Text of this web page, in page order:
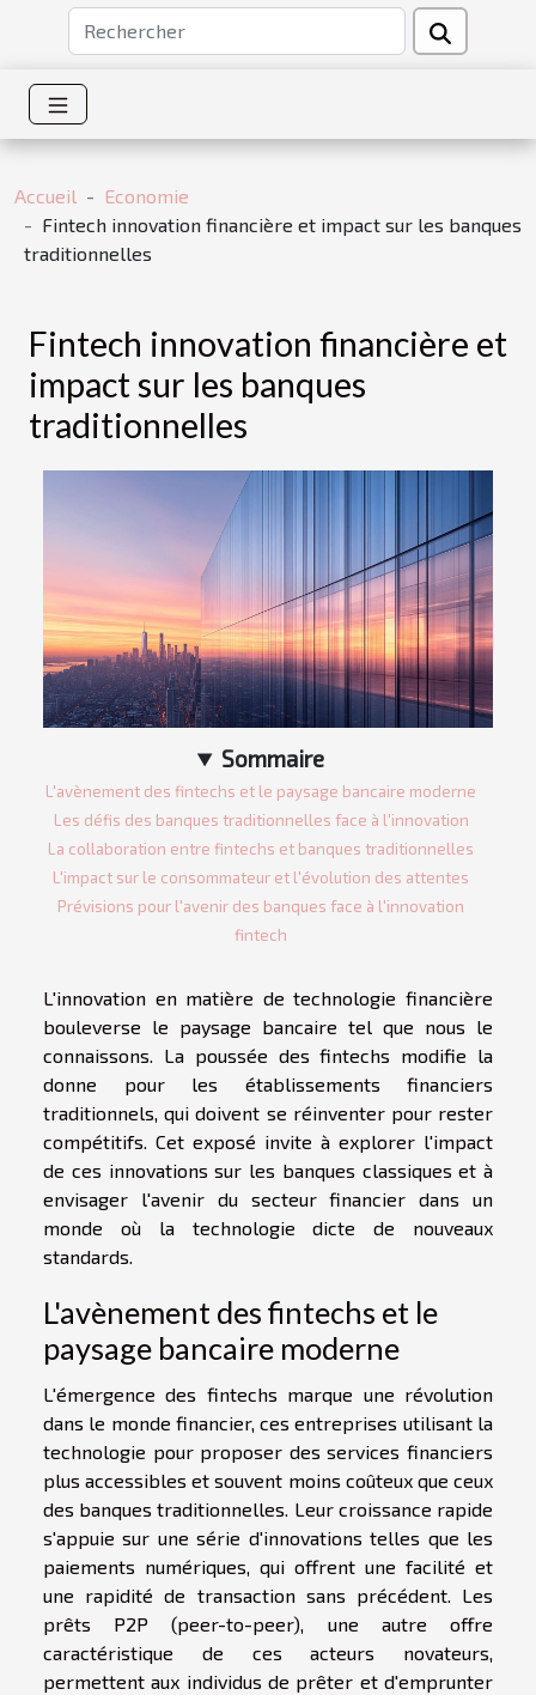
Accueil
Economie
Fintech innovation financière et impact sur les banques
traditionnelles
Fintech innovation financière et
impact sur les banques
traditionnelles
Sommaire
L'avènement des fintechs et le paysage bancaire moderne
Les défis des banques traditionnelles face à l'innovation
La collaboration entre fintechs et banques traditionnelles
L'impact sur le consommateur et l'évolution des attentes
Prévisions pour l'avenir des banques face à l'innovation
fintech
L'innovation en matière de technologie financière
bouleverse le paysage bancaire tel que nous le
connaissons. La poussée des fintechs modifie la
donne pour les établissements financiers
traditionnels, qui doivent se réinventer pour rester
compétitifs. Cet exposé invite à explorer l'impact
de ces innovations sur les banques classiques et à
envisager l'avenir du secteur financier dans un
monde où la technologie dicte de nouveaux
standards.
L'avènement des fintechs et le
paysage bancaire moderne
L'émergence des fintechs marque une révolution
dans le monde financier, ces entreprises utilisant la
technologie pour proposer des services financiers
plus accessibles et souvent moins coûteux que ceux
des banques traditionnelles. Leur croissance rapide
s'appuie sur une série d'innovations telles que les
paiements numériques, qui offrent une facilité et
une rapidité de transaction sans précédent. Les
prêts P2P (peer-to-peer), une autre offre
caractéristique de ces acteurs novateurs,
permettent aux individus de prêter et d'emprunter